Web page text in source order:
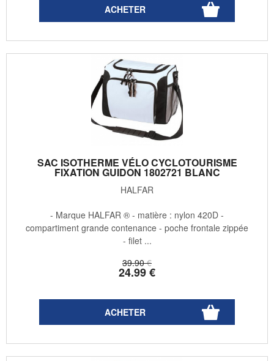
SAC ISOTHERME VÉLO CYCLOTOURISME
FIXATION GUIDON 1802721 BLANC
HALFAR
39.90 €
24.99€
- Marque HALFAR ® - matière : nylon 420D -
compartiment grande contenance - poche frontale zippée
- filet ...